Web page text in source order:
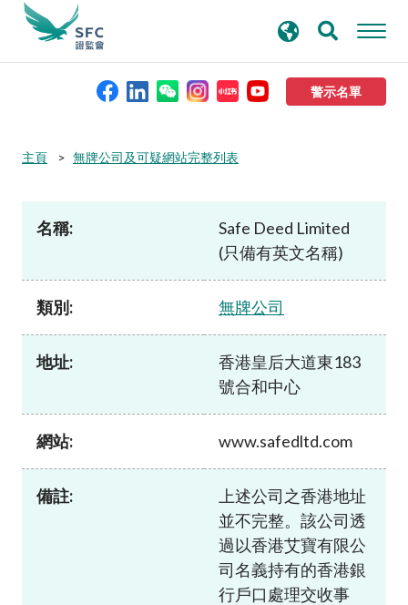
警示名單
本會簡介
資料庫
新聞稿及公布
尋
主頁 無牌公司及可疑網站完整列表
名稱:
Safe Deed Limited
(只備有英文名稱)
類別: 無牌公司
地址:
香港皇后大道東183
號合和中心
網站: www.safedltd.com
備註:
上述公司之香港地址
並不完整。該公司透
過以香港艾寶有限公
司名義持有的香港銀
行戶口處理交收事